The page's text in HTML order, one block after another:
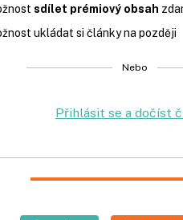
sdílet prémiový obsah
ukládat si články na později
Nebo
Přihlásit se a dočíst